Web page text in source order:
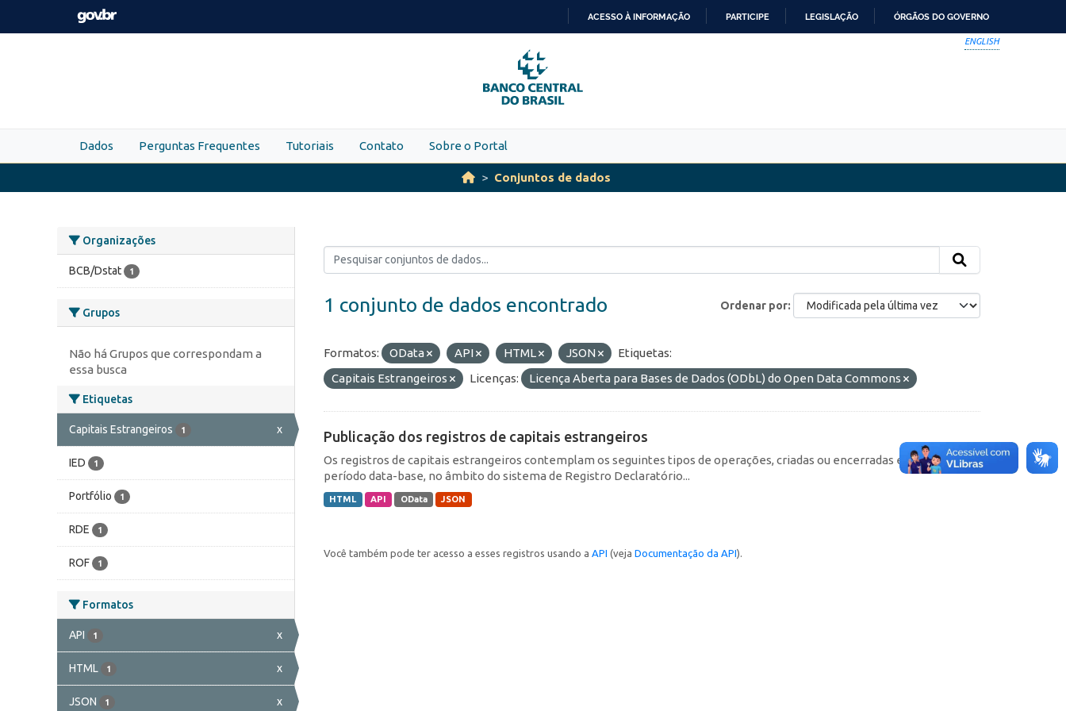
Skip to main content
PARA
O
CONTEÚDO
ACESSO À INFORMAÇÃO PARTICIPE LEGISLAÇÃO ÓRGÃOS DO GOVERNO
ENGLISH
Dados Perguntas Frequentes Tutoriais Contato Sobre o Portal
Conjuntos de dados
Organizações
BCB/Dstat 1
Grupos
Não há Grupos que correspondam a
essa busca
Etiquetas
Capitais Estrangeiros 1 x
IED 1
Portfólio 1
RDE 1
ROF 1
Formatos
API 1 x
HTML 1 x
JSON 1 x
Ordenar por
1 conjunto de dados encontrado
Formatos: OData API HTML JSON
Etiquetas:
Capitais Estrangeiros
Licenças: Licença Aberta para Bases de Dados (ODbL) do Open Data Commons
Publicação dos registros de capitais estrangeiros
Os registros de capitais estrangeiros contemplam os seguintes tipos de operações, criadas ou encerradas em cada
período data-base, no âmbito do sistema de Registro Declaratório...
HTML API OData JSON
Você também pode ter acesso a esses registros usando a API (veja Documentação da API).